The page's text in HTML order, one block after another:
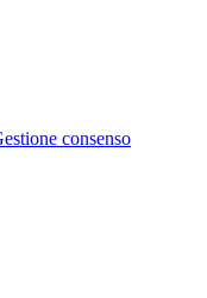
consenso